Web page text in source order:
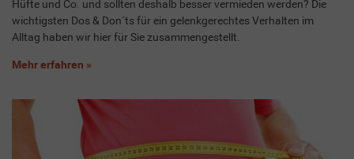
Hüfte und Co. und sollten deshalb besser vermieden werden? Die
wichtigsten Dos & Don´ts für ein gelenkgerechtes Verhalten im
Alltag haben wir hier für Sie zusammengestellt.
Mehr erfahren